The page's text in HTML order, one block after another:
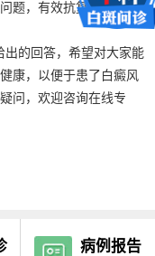
题，有效抗复发，对早
出的回答，希望对大家能
康，以便于患了白癜风
问，欢迎咨询在线专
病例报告